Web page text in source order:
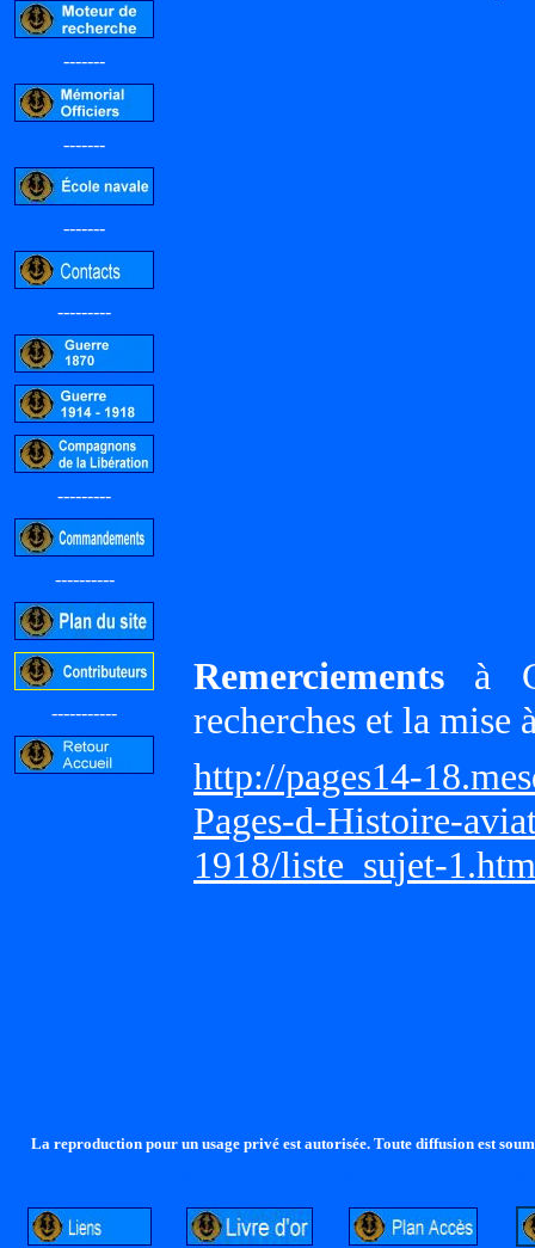
-------
-------
-------
---------
---------
----------
-----------
Remerciements à
recherches et la mise
http://pages14-
Pages-d-Histoire-
1918/liste_sujet-1.htm
La reproduction pour un usage privé est autorisée. Toute diffusion est